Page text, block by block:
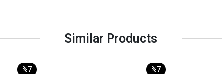
Similar Products
%7 %7